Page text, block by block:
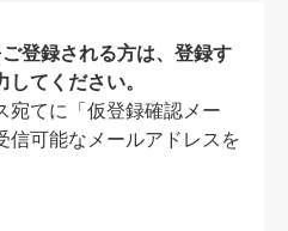
登録される方は、登録す
てください。
宛てに「仮登録確認メー
信可能なメールアドレスを